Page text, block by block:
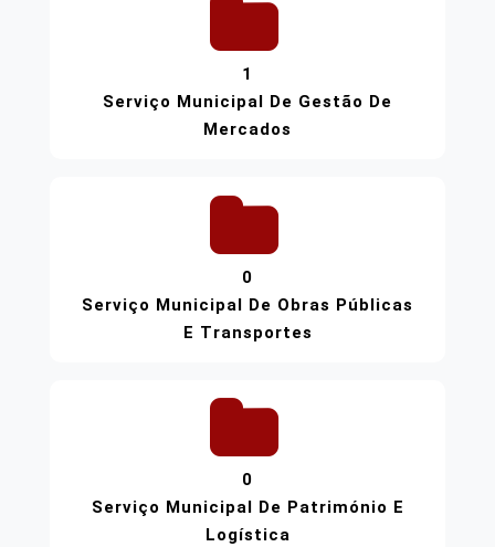
1
Serviço Municipal De Gestão De
Mercados
0
Serviço Municipal De Obras Públicas
E Transportes
0
Serviço Municipal De Património E
Logística